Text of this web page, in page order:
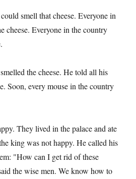
smell that cheese. Everyone in
cheese. Everyone in the country
the cheese. He told all his
Soon, every mouse in the country
They lived in the palace and ate
king was not happy. He called his
"How can I get rid of these
the wise men. We know how to